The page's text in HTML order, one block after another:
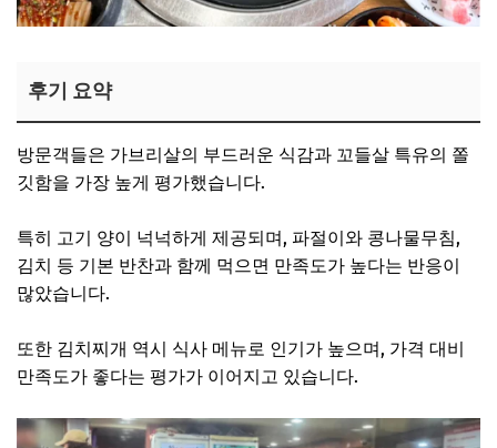
후기 요약
방문객들은 가브리살의 부드러운 식감과 꼬들살 특유의 쫄
깃함을 가장 높게 평가했습니다.
특히 고기 양이 넉넉하게 제공되며, 파절이와 콩나물무침,
김치 등 기본 반찬과 함께 먹으면 만족도가 높다는 반응이
많았습니다.
또한 김치찌개 역시 식사 메뉴로 인기가 높으며, 가격 대비
만족도가 좋다는 평가가 이어지고 있습니다.